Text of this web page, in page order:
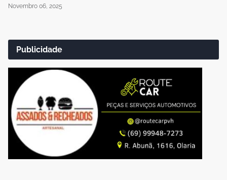
Novembro 06, 2025
Publicidade